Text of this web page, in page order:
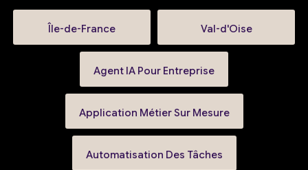
Île-de-France Val-d'Oise
Agent IA Pour Entreprise
Application Métier Sur Mesure
Automatisation Des Tâches